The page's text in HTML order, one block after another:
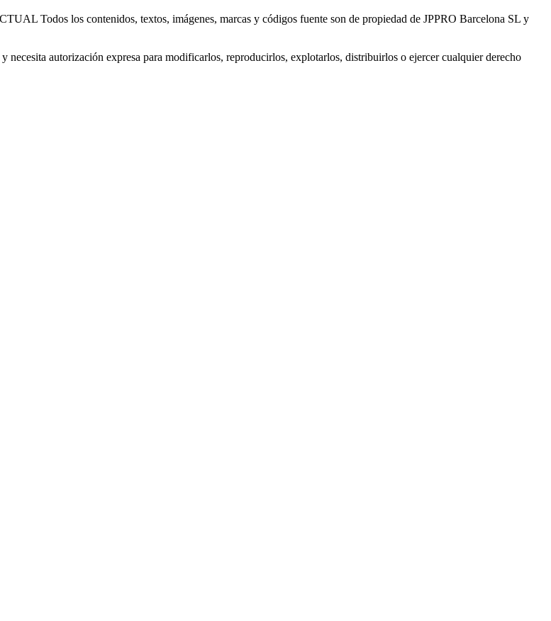
Todos los contenidos, textos, imágenes, marcas y códigos fuente son de propiedad de JPPRO Barcelona SL y
autorización expresa para modificarlos, reproducirlos, explotarlos, distribuirlos o ejercer cualquier derecho